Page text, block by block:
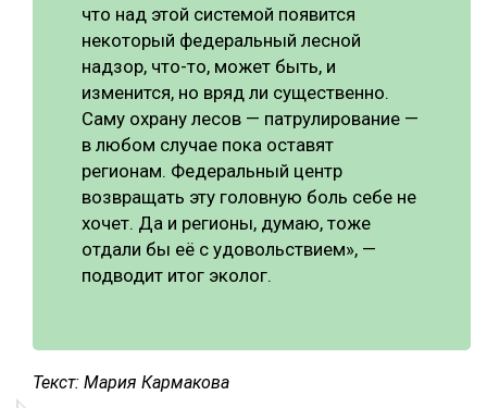
что над этой системой появится
некоторый федеральный лесной
надзор, что-то, может быть, и
изменится, но вряд ли существенно.
Саму охрану лесов — патрулирование —
в любом случае пока оставят
регионам. Федеральный центр
возвращать эту головную боль себе не
хочет. Да и регионы, думаю, тоже
отдали бы её с удовольствием», —
подводит итог эколог.
Текст: Мария Кармакова